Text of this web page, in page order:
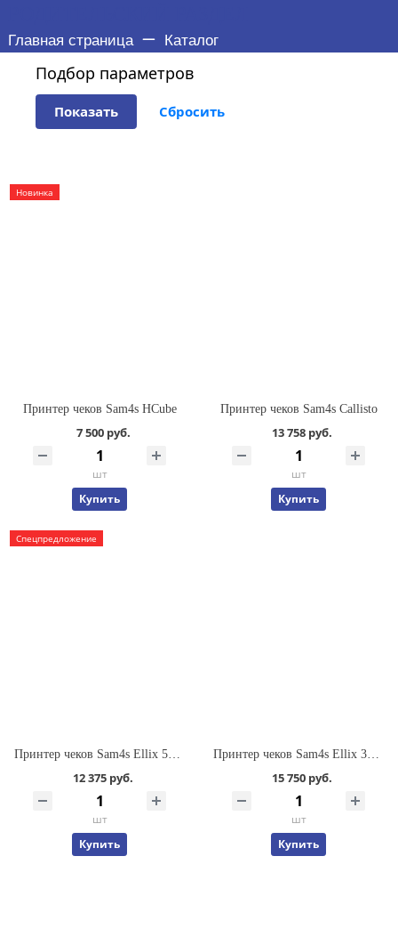
Главная страница Каталог
Подбор параметров
Новинка
Принтер чеков Sam4s HCube
7 500 руб.
шт
Купить
Принтер чеков Sam4s Callisto
13 758 руб.
шт
Купить
Спецпредложение
Принтер чеков Sam4s Ellix 50DB
12 375 руб.
шт
Купить
Принтер чеков Sam4s Ellix 30DB
15 750 руб.
шт
Купить